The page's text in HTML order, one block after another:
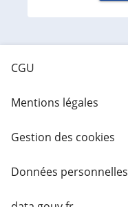
CGU
Mentions légales
Gestion des cookies
Données personnelles